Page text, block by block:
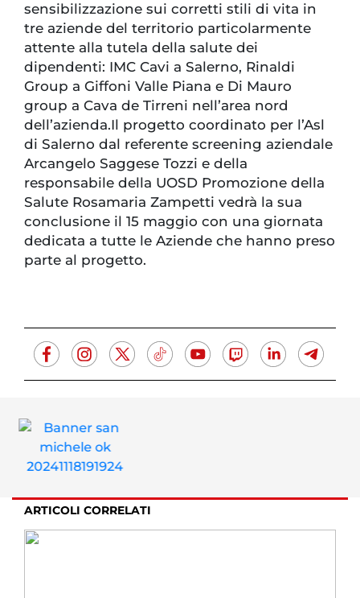
sensibilizzazione sui corretti stili di vita in
tre aziende del territorio particolarmente
attente alla tutela della salute dei
dipendenti: IMC Cavi a Salerno, Rinaldi
Group a Giffoni Valle Piana e Di Mauro
group a Cava de Tirreni nell’area nord
dell’azienda.Il progetto coordinato per l’Asl
di Salerno dal referente screening aziendale
Arcangelo Saggese Tozzi e della
responsabile della UOSD Promozione della
Salute Rosamaria Zampetti vedrà la sua
conclusione il 15 maggio con una giornata
dedicata a tutte le Aziende che hanno preso
parte al progetto.
ARTICOLI CORRELATI